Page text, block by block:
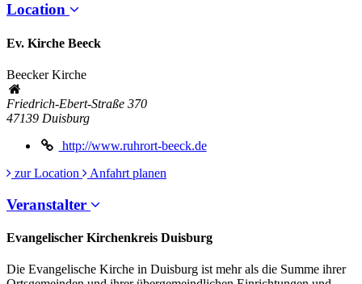
Location
Ev. Kirche Beeck
Beecker Kirche
Friedrich-Ebert-Straße 370
47139 Duisburg
http://www.ruhrort-beeck.de
zur Location
Anfahrt planen
Veranstalter
Evangelischer Kirchenkreis Duisburg
Die Evangelische Kirche in Duisburg ist mehr als die Summe ihrer